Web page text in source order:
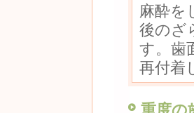
麻酔を
後のざ
す。歯
再付着